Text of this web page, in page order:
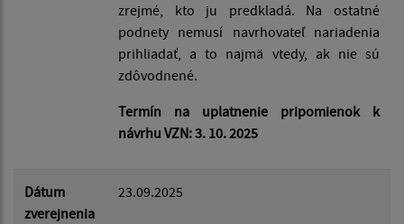
zrejmé, kto ju predkladá. Na ostatné
podnety nemusí navrhovateľ nariadenia
prihliadať, a to najmä vtedy, ak nie sú
zdôvodnené.
Termín na uplatnenie pripomienok k
návrhu VZN: 3. 10. 2025
Dátum
zverejnenia
23.09.2025